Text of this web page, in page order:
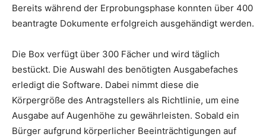
Bereits während der Erprobungsphase konnten über 400
beantragte Dokumente erfolgreich ausgehändigt werden.
Die Box verfügt über 300 Fächer und wird täglich
bestückt. Die Auswahl des benötigten Ausgabefaches
erledigt die Software. Dabei nimmt diese die
Körpergröße des Antragstellers als Richtlinie, um eine
Ausgabe auf Augenhöhe zu gewährleisten. Sobald ein
Bürger aufgrund körperlicher Beeinträchtigungen auf